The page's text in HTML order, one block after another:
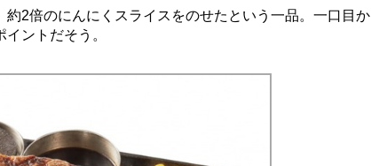
2倍のにんにくスライスをのせたという一品。一口目か
ントだそう。